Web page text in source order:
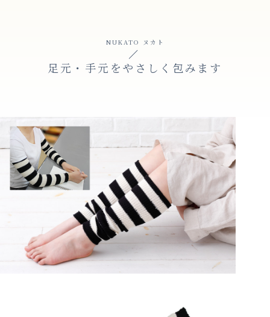
NUKATO ヌカト
足元・手元をやさしく包みます